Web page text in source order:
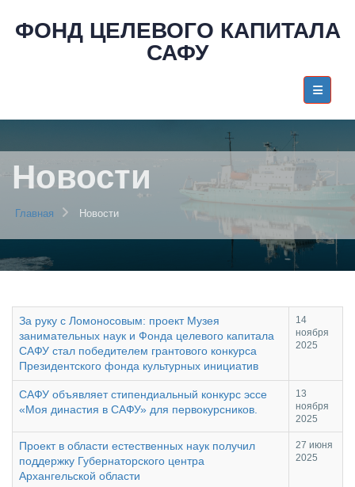
ФОНД ЦЕЛЕВОГО КАПИТАЛА
САФУ
Новости
Главная Новости
За руку с Ломоносовым: проект Музея
занимательных наук и Фонда целевого капитала
САФУ стал победителем грантового конкурса
Президентского фонда культурных инициатив
14
ноября
2025
САФУ объявляет стипендиальный конкурс эссе
«Моя династия в САФУ» для первокурсников.
13
ноября
2025
Проект в области естественных наук получил
поддержку Губернаторского центра
Архангельской области
27 июня
2025